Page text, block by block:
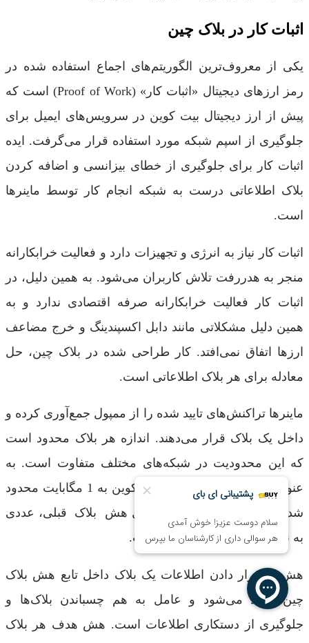
اثبات کار در بلاک چین
یکی از معروف‌ترین الگوریتم‌های اجماع استفاده شده در
رمز ارزهای دیجیتال «اثبات کار» (Proof of Work) است که
پیش از ارز دیجیتال بیت کوین در سرویس‌های ایمیل برای
جلوگیری از اسپم شبکه مورد استفاده قرار می‌گرفت. ایده
اثبات کار برای جلوگیری از خطای بیزانسی و اضافه کردن
بلاک اطلاعاتی درست به شبکه انجام کار توسط ماینرها
است.
اثبات کار نیاز به انرژی و تجهیزات دارد و فعالیت خرابکارانه
منجر به هدررفت تلاش کاربران می‌شود. به همین دلیل، در
اثبات کار فعالیت خرابکارانه صرفه اقتصادی ندارد و به
همین دلیل مشکلاتی مانند دابل اکسپندینگ و خرج مضاعف
ارزها اتفاق نمی‌افتد. کار طراحی شده در بلاک چین، حل
معادله برای هر بلاک اطلاعاتی است.
ماینرها تراکنش‌های تایید شده را از ممپول جمع‌آوری کرده و
داخل یک بلاک قرار می‌دهند. اندازه هر بلاک محدود است
که این محدودیت در شبکه‌های مختلف متفاوت است. به
عنوان مثال، اندازه هر بلاک بیت کوین به 1 مگابایت محدود
شده است. بلاک ایجاد شده شامل هش بلاک قبلی، عددی
به نام نانس و یک هش هدف است.
هش از قرار دادن اطلاعات یک بلاک داخل تابع هش بلاک
چین ایجاد می‌شود و عامل به هم چسباندن بلاک‌ها و
جلوگیری از دستکاری اطلاعات است. هش هدف هر بلاک